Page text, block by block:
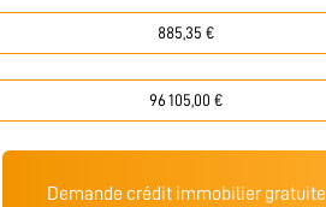
Demande crédit immobilier gratuite